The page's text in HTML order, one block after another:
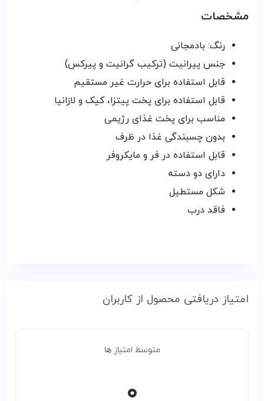
مشخصات
رنگ: بادمجانی
جنس پیرانیت (ترکیب گرانیت و پیرکس)
قابل استفاده برای حرارت غیر مستقیم
قابل استفاده برای پخت پیتزا، کیک و لازانیا
مناسب برای پخت غذای رژیمی
بدون چسبندگی غذا در ظرف
قابل استفاده در فر و مایکروفر
دارای دو دسته
شکل مستطیل
فاقد درب
امتیاز دریافتی محصول از کاربران
متوسط امتیاز ها
۰